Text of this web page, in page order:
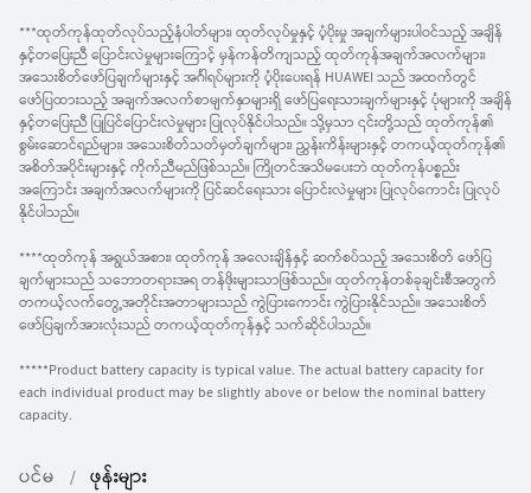
***ထုတ်ကုန်ထုတ်လုပ်သည့်နံပါတ်များ၊ ထုတ်လုပ်မှုနှင့် ပံ့ပိုးမှု အချက်များပါဝင်သည့် အချိန်
နှင့်တပြေးညီ ပြောင်းလဲမှုများကြောင့် မှန်ကန်တိကျသည့် ထုတ်ကုန်အချက်အလက်များ၊
အသေးစိတ်ဖော်ပြချက်များနှင့် အင်္ဂါရပ်များကို ပံ့ပိုးပေးရန် HUAWEI သည် အထက်တွင်
ဖော်ပြထားသည့် အချက်အလက်စာမျက်နှာများရှိ ဖော်ပြရေးသားချက်များနှင့် ပုံများကို အချိန်
နှင့်တပြေးညီ ပြုပြင်ပြောင်းလဲမှုများ ပြုလုပ်နိုင်ပါသည်။ သို့မှသာ ၎င်းတို့သည် ထုတ်ကုန်၏
စွမ်းဆောင်ရည်များ၊ အသေးစိတ်သတ်မှတ်ချက်များ၊ ညွှန်းကိန်းများနှင့် တကယ့်ထုတ်ကုန်၏
အစိတ်အပိုင်းများနှင့် ကိုက်ညီမည်ဖြစ်သည်။ ကြိုတင်အသိမပေးဘဲ ထုတ်ကုန်ပစ္စည်း
အကြောင်း အချက်အလက်များကို ပြင်ဆင်ရေးသား ပြောင်းလဲမှုများ ပြုလုပ်ကောင်း ပြုလုပ်
နိုင်ပါသည်။
****ထုတ်ကုန် အရွယ်အစား၊ ထုတ်ကုန် အလေးချိန်နှင့် ဆက်စပ်သည့် အသေးစိတ် ဖော်ပြ
ချက်များသည် သဘောတရားအရ တန်ဖိုးများသာဖြစ်သည်။ ထုတ်ကုန်တစ်ခုချင်းစီအတွက်
တကယ့်လက်တွေ့အတိုင်းအတာများသည် ကွဲပြားကောင်း ကွဲပြားနိုင်သည်။ အသေးစိတ်
ဖော်ပြချက်အားလုံးသည် တကယ့်ထုတ်ကုန်နှင့် သက်ဆိုင်ပါသည်။
*****Product battery capacity is typical value. The actual battery capacity for
each individual product may be slightly above or below the nominal battery
capacity.
ပင်မ ဖုန်းများ